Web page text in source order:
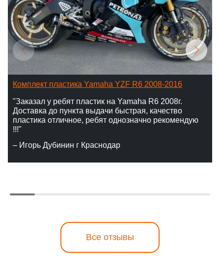
Комплект пластика Yamaha YZF R6 2008-2016
"Заказал у ребят пластик на Yamaha R6 2008г.
Доставка до пункта выдачи быстрая, качество
пластика отличное, ребят однозначно рекомендую
!!!"
– Игорь Дубинин г Краснодар
Все отзывы